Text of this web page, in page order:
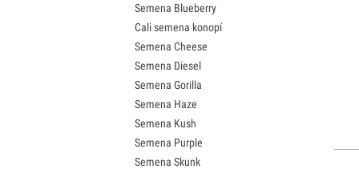
Semena Blueberry
Cali semena konopí
Semena Cheese
Semena Diesel
Semena Gorilla
Semena Haze
Semena Kush
Semena Purple
Semena Skunk